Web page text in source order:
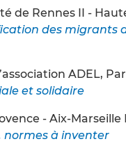
de Rennes II -
des migrants
ADEL,
et solidaire
- Aix-Marseille
normes à inventer